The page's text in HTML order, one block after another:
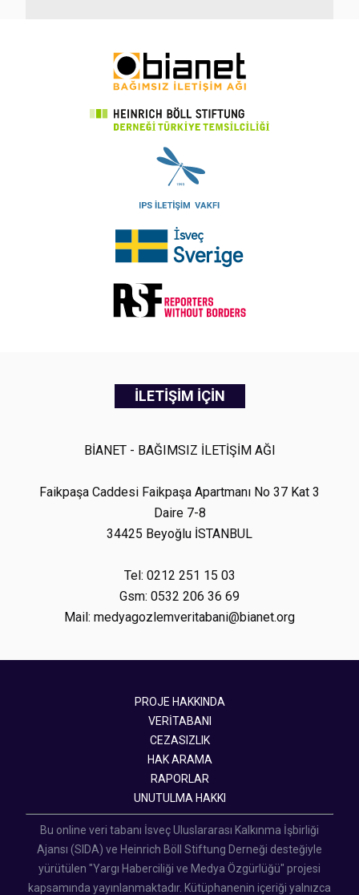
İLETİŞİM İÇİN
BİANET - BAĞIMSIZ İLETİŞİM AĞI
Faikpaşa Caddesi Faikpaşa Apartmanı No 37 Kat 3
Daire 7-8
34425 Beyoğlu İSTANBUL
Tel: 0212 251 15 03
Gsm: 0532 206 36 69
Mail: medyagozlemveritabani@bianet.org
PROJE HAKKINDA
VERİTABANI
CEZASIZLIK
HAK ARAMA
RAPORLAR
UNUTULMA HAKKI
Bu online veri tabanı İsveç Uluslararası Kalkınma İşbirliği
Ajansı (SIDA) ve Heinrich Böll Stiftung Derneği desteğiyle
yürütülen "Yargı Haberciliği ve Medya Özgürlüğü" projesi
kapsamında yayınlanmaktadır. Kütüphanenin içeriği yalnızca